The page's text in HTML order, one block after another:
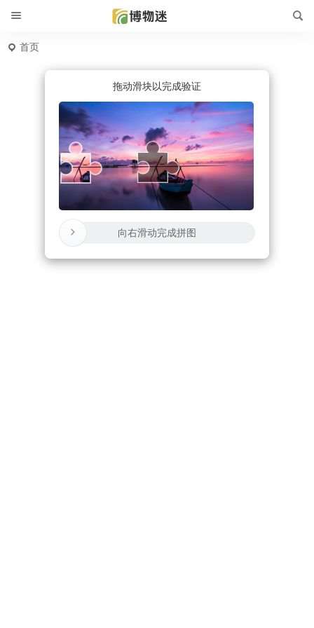
首页
拖动滑块以完成验证
向右滑动完成拼图